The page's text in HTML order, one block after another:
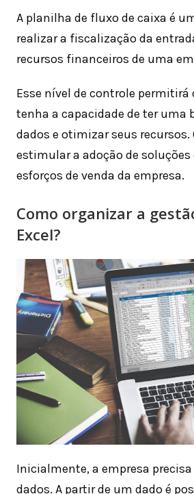
A planilha de fluxo de caixa é
realizar a fiscalização da
recursos financeiros de uma
Esse nível de controle permitirá
tenha a capacidade de ter uma
dados e otimizar seus recursos.
estimular a adoção de soluções
esforços de venda da empresa.
Como organizar a
Excel?
Inicialmente, a empresa
dados. A partir de um dado é